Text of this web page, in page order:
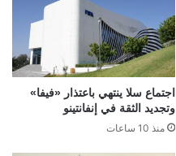
اجتماع سلا ينتهي باعتذار «فيفا»
وتجديد الثقة في إنفانتينو
منذ 10 ساعات